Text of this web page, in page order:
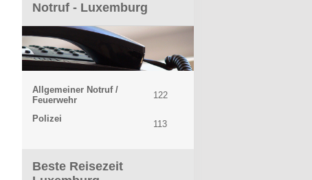
Notruf - Luxemburg
Allgemeiner Notruf /
Feuerwehr
122
Polizei
113
Beste Reisezeit